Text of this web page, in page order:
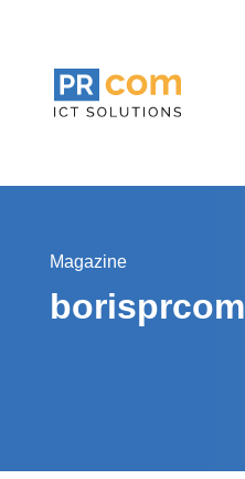
Magazine
borisprcom